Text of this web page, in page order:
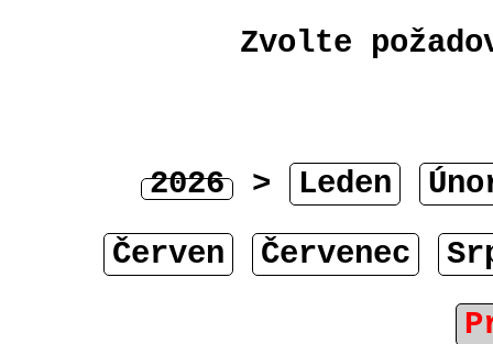
Zvolte
2026 > Leden
Červen
Červenec